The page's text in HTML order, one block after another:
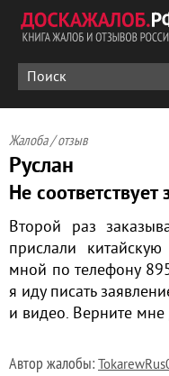
Жалоба / отзыв
Руслан
Не
Второй раз
прислали
мной по телефону
я иду писать
и видео. Верните мне
Автор жалобы: